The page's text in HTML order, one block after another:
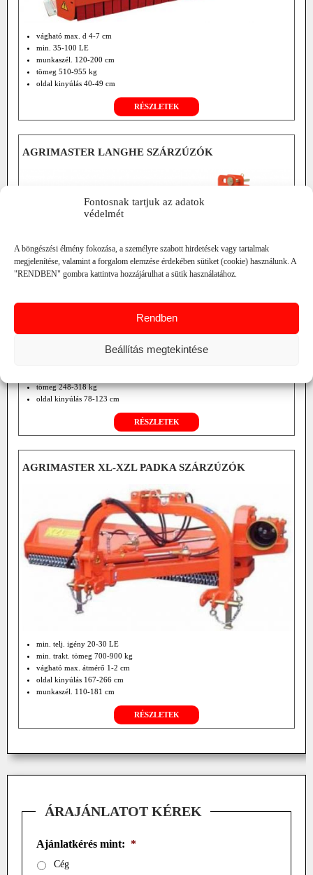
Fontosnak tartjuk az adatok
védelmét
A böngészési élmény fokozása, a személyre szabott hirdetések vagy tartalmak
megjelenítése, valamint a forgalom elemzése érdekében sütiket (cookie) használunk. A
"RENDBEN" gombra kattintva hozzájárulhat a sütik használatához.
Rendben
Beállítás megtekintése
vágható max. d 4-7 cm
min. 35-100 LE
munkaszél. 120-200 cm
tömeg 510-955 kg
oldal kinyúlás 40-49 cm
opció: központi hajtómű
hidr. rotor hajtás
RÉSZLETEK
AGRIMASTER LANGHE SZÁRZÚZÓK
vágható max. átmérő 1-2 cm
tömeg 248-318 kg
oldal kinyúlás 78-123 cm
RÉSZLETEK
AGRIMASTER XL-XZL PADKA SZÁRZÚZÓK
min. telj. igény 20-30 LE
min. trakt. tömeg 700-900 kg
vágható max. átmérő 1-2 cm
oldal kinyúlás 167-266 cm
munkaszél. 110-181 cm
hátul függ.
RÉSZLETEK
ÁRAJÁNLATOT KÉREK
Ajánlatkérés mint: *
Cég